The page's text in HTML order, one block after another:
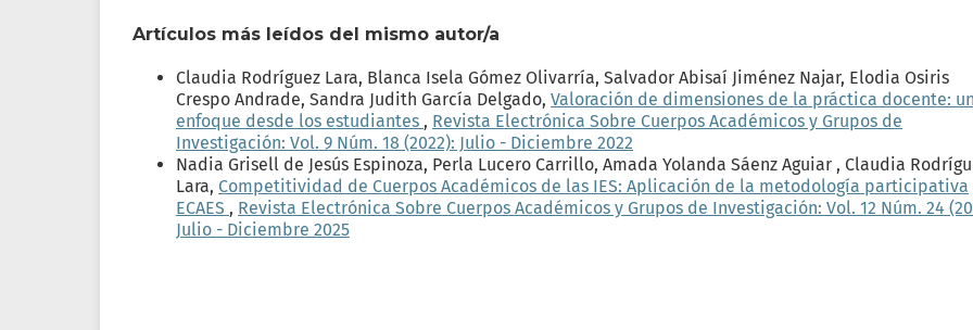
Artículos más leídos del mismo autor/a
Claudia Rodríguez Lara, Blanca Isela Gómez Olivarría, Salvador Abisaí Jiménez Najar, Elodia Osiris
Crespo Andrade, Sandra Judith García Delgado, Valoración de dimensiones de la práctica docente:
enfoque desde los estudiantes , Revista Electrónica Sobre Cuerpos Académicos y Grupos de
Investigación: Vol. 9 Núm. 18 (2022): Julio - Diciembre 2022
Nadia Grisell de Jesús Espinoza, Perla Lucero Carrillo, Amada Yolanda Sáenz Aguiar , Claudia
Lara, Competitividad de Cuerpos Académicos de las IES: Aplicación de la metodología participativa
ECAES , Revista Electrónica Sobre Cuerpos Académicos y Grupos de Investigación: Vol. 12 Núm. 24
Julio - Diciembre 2025